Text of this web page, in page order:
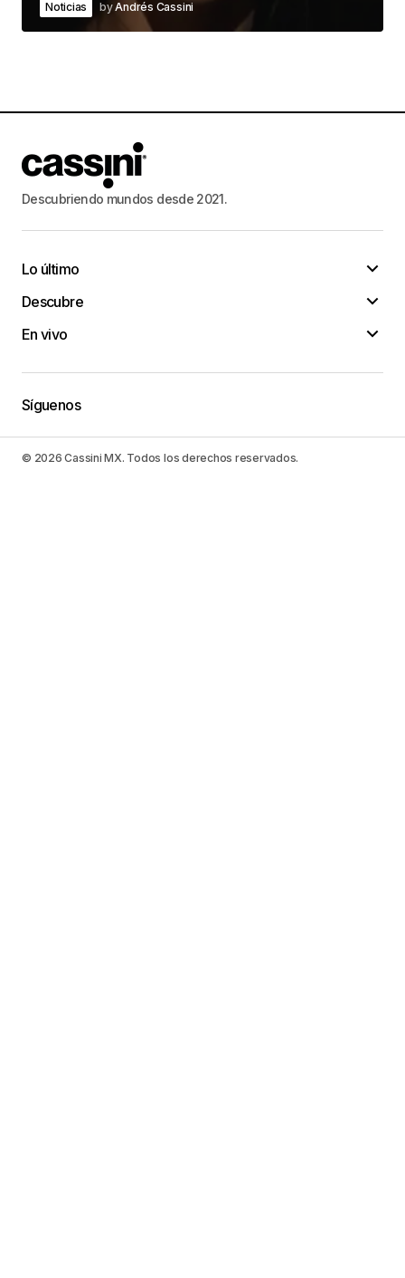
Noticias byAndrés Cassini
Descubriendo mundos desde 2021.
Lo último
Descubre
En vivo
Síguenos
© 2026 Cassini MX. Todos los derechos reservados.